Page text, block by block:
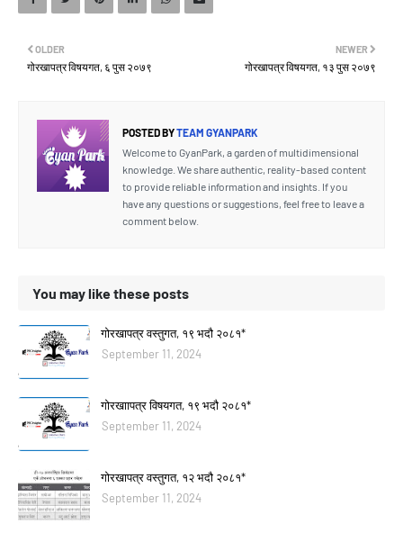
NEWER
गोरखापत्र विषयगत, १३ पुस २०७९
OLDER
गोरखापत्र विषयगत, ६ पुस २०७९
POSTED BYTEAM GYANPARK
Welcome to GyanPark, a garden of multidimensional
knowledge. We share authentic, reality-based content
to provide reliable information and insights. If you
have any questions or suggestions, feel free to leave a
comment below.
You may like these posts
गोरखापत्र वस्तुगत, १९ भदौ २०८१*
September 11, 2024
गोरखाापत्र विषयगत, १९ भदौ २०८१*
September 11, 2024
गोरखापत्र वस्तुगत, १२ भदौ २०८१*
September 11, 2024